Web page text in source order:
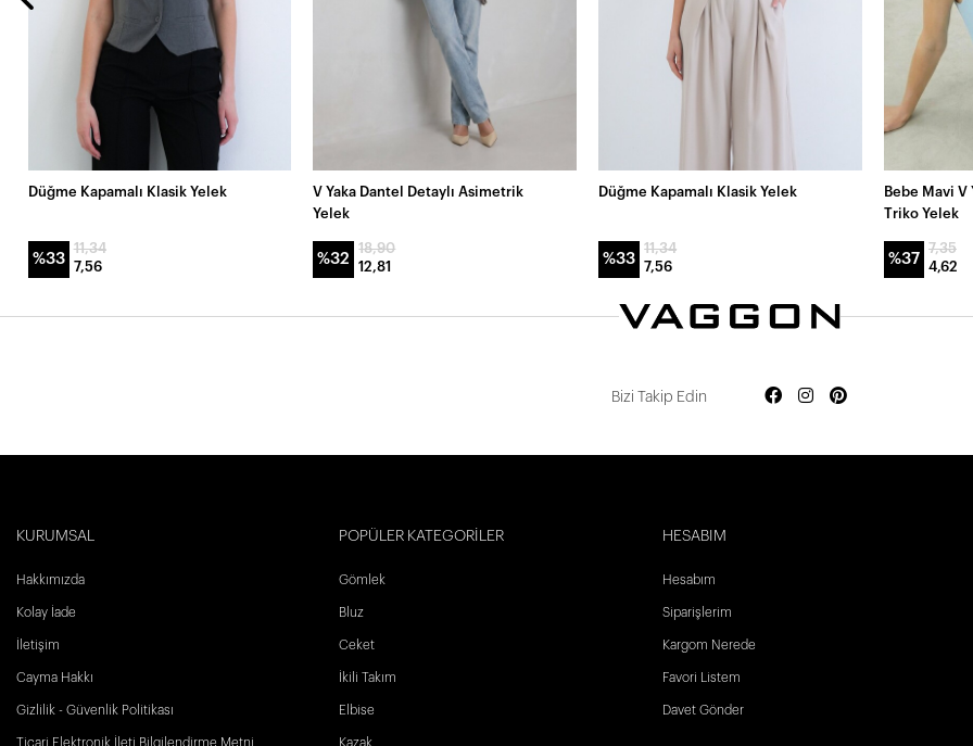
Düğme Kapamalı Klasik Yelek
%33
11,34
7,56
V Yaka Dantel Detaylı Asimetrik
Yelek
%32
18,90
12,81
Düğme Kapamalı Klasik Yelek
%33
11,34
7,56
Bebe Mavi V
Triko Yelek
%37
7,35
4,62
Bizi Takip Edin
KURUMSAL
Hakkımızda
Kolay İade
İletişim
Cayma Hakkı
Gizlilik - Güvenlik Politikası
Ticari Elektronik İleti Bilgilendirme Metni
POPÜLER KATEGORİLER
Gömlek
Bluz
Ceket
İkili Takım
Elbise
Kazak
HESABIM
Hesabım
Siparişlerim
Kargom Nerede
Favori Listem
Davet Gönder